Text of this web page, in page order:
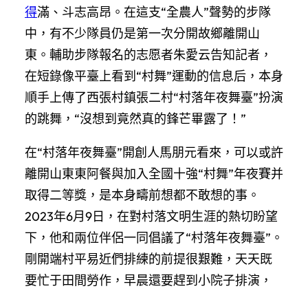
得滿、斗志高昂。在這支“全農人”聲勢的步隊
中，有不少隊員仍是第一次分開故鄉離開山
東。輔助步隊報名的志愿者朱愛云告知記者，
在短錄像平臺上看到“村舞”運動的信息后，本身
順手上傳了西張村鎮張二村“村落年夜舞臺”扮演
的跳舞，“沒想到竟然真的鋒芒畢露了！”
在“村落年夜舞臺”開創人馬朋元看來，可以或許
離開山東東阿餐與加入全國十強“村舞”年夜賽并
取得二等獎，是本身疇前想都不敢想的事。
2023年6月9日，在對村落文明生涯的熱切盼望
下，他和兩位伴侶一同倡議了“村落年夜舞臺”。
剛開端村平易近們排練的前提很艱難，天天既
要忙于田間勞作，早晨還要趕到小院子排演，